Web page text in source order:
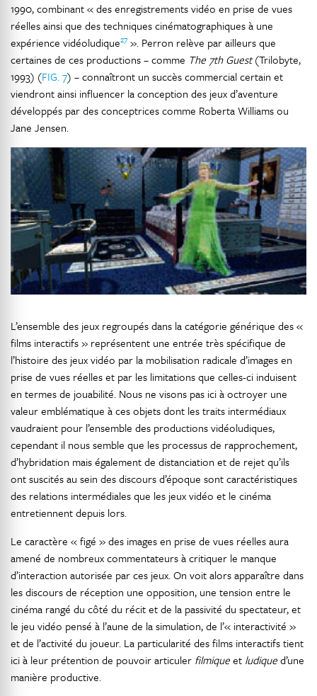
1990, combinant « des enregistrements vidéo en prise de vues
réelles ainsi que des techniques cinématographiques à une
expérience vidéoludique27 ». Perron relève par ailleurs que
certaines de ces productions – comme The 7th Guest(Trilobyte,
1993) (FIG. 7) – connaîtront un succès commercial certain et
viendront ainsi influencer la conception des jeux d’aventure
développés par des conceptrices comme Roberta Williams ou
Jane Jensen.
L’ensemble des jeux regroupés dans la catégorie générique des «
films interactifs » représentent une entrée très spécifique de
l’histoire des jeux vidéo par la mobilisation radicale d’images en
prise de vues réelles et par les limitations que celles-ci induisent
en termes de jouabilité. Nous ne visons pas ici à octroyer une
valeur emblématique à ces objets dont les traits intermédiaux
vaudraient pour l’ensemble des productions vidéoludiques,
cependant il nous semble que les processus de rapprochement,
d’hybridation mais également de distanciation et de rejet qu’ils
ont suscités au sein des discours d’époque sont caractéristiques
des relations intermédiales que les jeux vidéo et le cinéma
entretiennent depuis lors.
Le caractère « figé » des images en prise de vues réelles aura
amené de nombreux commentateurs à critiquer le manque
d’interaction autorisée par ces jeux. On voit alors apparaître dans
les discours de réception une opposition, une tension entre le
cinéma rangé du côté du récit et de la passivité du spectateur, et
le jeu vidéo pensé à l’aune de la simulation, de l’« interactivité »
et de l’activité du joueur. La particularité des films interactifs tient
ici à leur prétention de pouvoir articuler filmiqueet ludiqued’une
manière productive.